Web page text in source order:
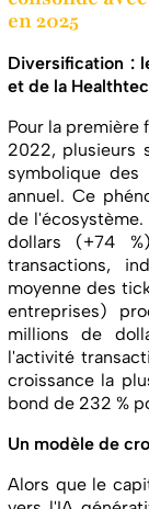
en 2025
Diversification :
et de la
Pour la
2022, plusieurs
symbolique
annuel. Ce
de
dollars (+74
transactions,
moyenne des
entreprises)
millions de
l'activité
croissance la
bond de 232 %
Un modèle de
Alors que le